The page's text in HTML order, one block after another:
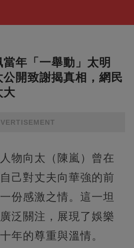
年「一舉動」太明
開致謝揭真相，網民
大
物向太（陳嵐）曾在
己對丈夫向華強的前
份感激之情。這一坦
泛關注，展現了娛樂
年的尊重與溫情。